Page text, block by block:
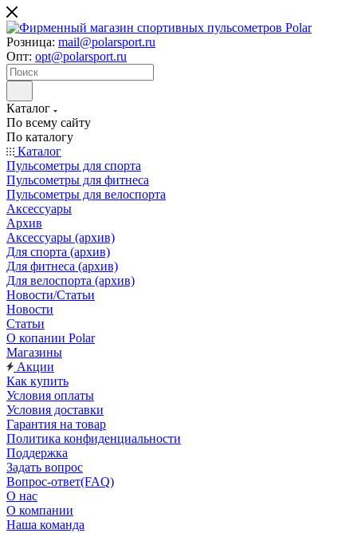
Розница: mail@polarsport.ru
Опт: opt@polarsport.ru
Каталог
По всему сайту
По каталогу
Каталог
Пульсометры для спорта
Пульсометры для фитнеса
Пульсометры для велоспорта
Аксессуары
Архив
Аксессуары (архив)
Для спорта (архив)
Для фитнеса (архив)
Для велоспорта (архив)
Новости/Статьи
Новости
Статьи
О копании Polar
Магазины
Акции
Как купить
Условия оплаты
Условия доставки
Гарантия на товар
Политика конфиденциальности
Поддержка
Задать вопрос
Вопрос-ответ(FAQ)
О нас
О компании
Наша команда